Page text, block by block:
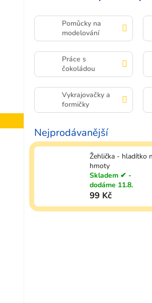
Pomůcky na
modelování
Práce s
čokoládou
Vykrajovačky a
formičky
Nejprodávanější
Žehlička - hladítko
hmoty
Skladem ✔ -
dodáme 11.8.
99 Kč